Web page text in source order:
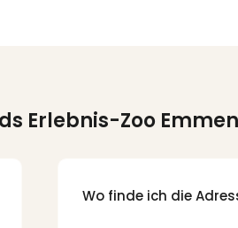
Erlebnis-Zoo Emmen
Wo finde ich die